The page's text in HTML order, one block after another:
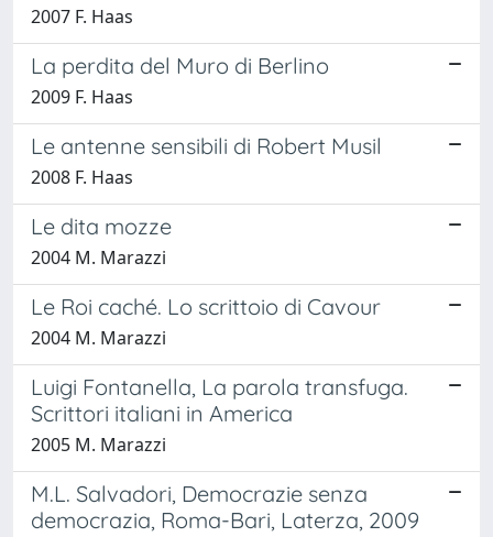
2007 F. Haas
La perdita del Muro di Berlino
2009 F. Haas
Le antenne sensibili di Robert Musil
2008 F. Haas
Le dita mozze
2004 M. Marazzi
Le Roi caché. Lo scrittoio di Cavour
2004 M. Marazzi
Luigi Fontanella, La parola transfuga.
Scrittori italiani in America
2005 M. Marazzi
M.L. Salvadori, Democrazie senza
democrazia, Roma-Bari, Laterza, 2009